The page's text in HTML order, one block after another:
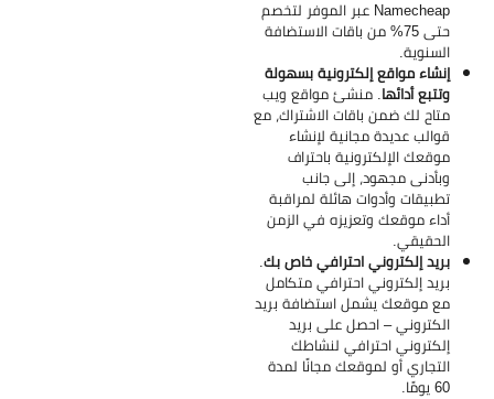
Namecheap عبر الموفر لتخصم
حتى 75% من باقات الاستضافة
السنوية.
إنشاء مواقع إلكترونية بسهولة
وتتبع أدائها. منشئ مواقع ويب
متاح لك ضمن باقات الاشتراك، مع
قوالب عديدة مجانية لإنشاء
موقعك الإلكترونية باحتراف
وبأدنى مجهود، إلى جانب
تطبيقات وأدوات هائلة لمراقبة
أداء موقعك وتعزيزه في الزمن
الحقيقي.
بريد إلكتروني احترافي خاص بك.
بريد إلكتروني احترافي متكامل
مع موقعك يشمل استضافة بريد
الكتروني – احصل على بريد
إلكتروني احترافي لنشاطك
التجاري أو لموقعك مجانًا لمدة
60 يومًا.